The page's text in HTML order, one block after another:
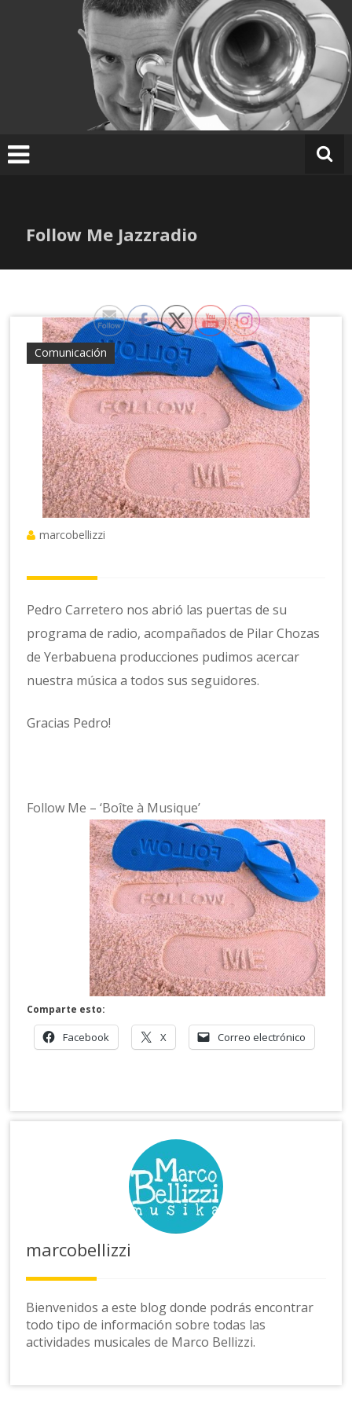
Follow Me Jazzradio
Comunicación
marcobellizzi
Pedro Carretero nos abrió las puertas de su
programa de radio, acompañados de Pilar Chozas
de Yerbabuena producciones pudimos acercar
nuestra música a todos sus seguidores.
Gracias Pedro!
Follow Me – ‘Boîte à Musique’
Comparte esto:
Facebook X Correo electrónico
marcobellizzi
Bienvenidos a este blog donde podrás encontrar
todo tipo de información sobre todas las
actividades musicales de Marco Bellizzi.